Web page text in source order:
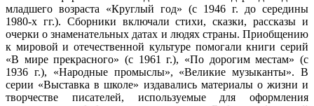
младшего возраста «Круглый год» (с 1946 г. до середины
1980-х гг.). Сборники включали стихи, сказки, рассказы и
очерки о знаменательных датах и людях страны. Приобщению
к мировой и отечественной культуре помогали книги серий
«В мире прекрасного» (с 1961 г.), «По дорогим местам» (с
1936 г.), «Народные промыслы», «Великие музыканты». В
серии «Выставка в школе» издавались материалы о жизни и
творчестве писателей, используемые для оформления